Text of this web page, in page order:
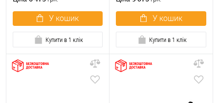
У кошик
Купити в 1 клік
У кошик
Купити в 1 клік